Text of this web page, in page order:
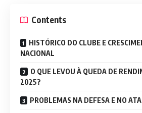
Contents
HISTÓRICO DO CLUBE E
NACIONAL
O QUE LEVOU À QUEDA DE
2025?
PROBLEMAS NA DEFESA E NO